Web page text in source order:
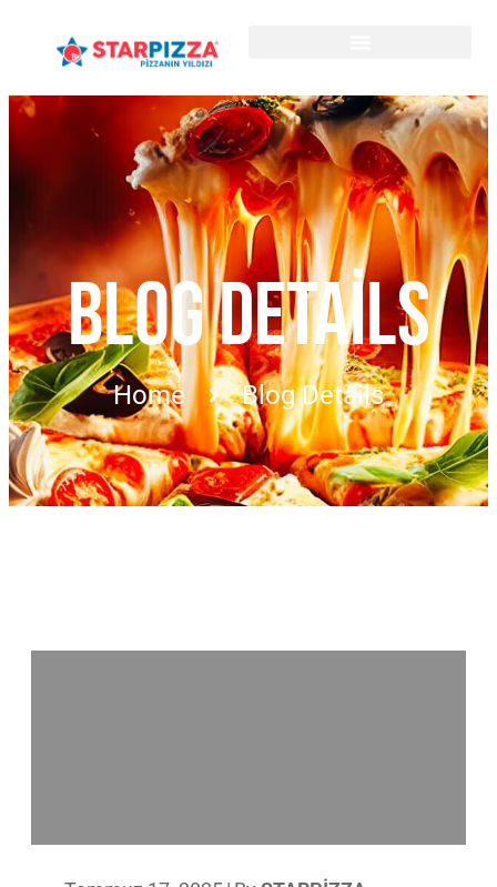
BLOG DETAILS
Home Blog Details